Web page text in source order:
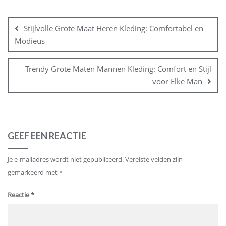
navigatie
Stijlvolle Grote Maat Heren Kleding: Comfortabel en
Modieus
Trendy Grote Maten Mannen Kleding: Comfort en Stijl
voor Elke Man
GEEF EEN REACTIE
Je e-mailadres wordt niet gepubliceerd.Vereiste velden zijn
gemarkeerd met*
Reactie*